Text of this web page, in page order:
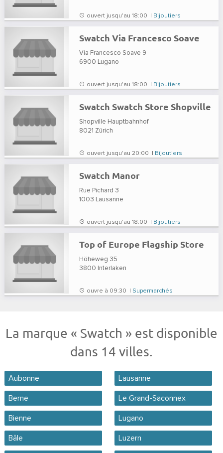
ouvert jusqu'au 18:00 | Bijoutiers
Swatch Via Francesco Soave
Via Francesco Soave 9
6900
Lugano
ouvert jusqu'au 18:00 | Bijoutiers
Swatch Swatch Store Shopville
Shopville Hauptbahnhof
8021 Zürich
ouvert jusqu'au 20:00 | Bijoutiers
Swatch Manor
Rue Pichard 3
1003
Lausanne
ouvert jusqu'au 18:00 | Bijoutiers
Top of Europe Flagship Store
Höheweg 35
3800
Interlaken
ouvre à 09:30 | Supermarchés
La marque « Swatch » est disponible
dans 14 villes.
Aubonne
Berne
Bienne
Bâle
Lausanne
Le Grand-Saconnex
Lugano
Luzern